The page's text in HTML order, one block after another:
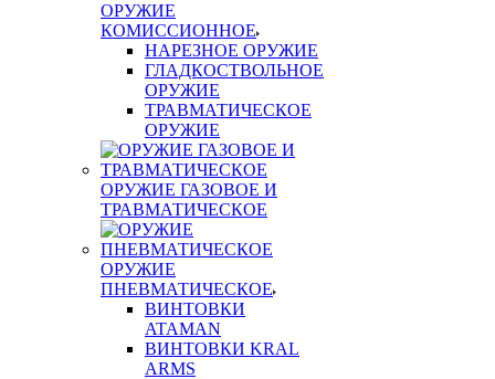
ОРУЖИЕ
КОМИССИОННОЕ
НАРЕЗНОЕ ОРУЖИЕ
ГЛАДКОСТВОЛЬНОЕ
ОРУЖИЕ
ТРАВМАТИЧЕСКОЕ
ОРУЖИЕ
ОРУЖИЕ ГАЗОВОЕ И
ТРАВМАТИЧЕСКОЕ
ОРУЖИЕ
ПНЕВМАТИЧЕСКОЕ
ВИНТОВКИ
ATAMAN
ВИНТОВКИ KRAL
ARMS